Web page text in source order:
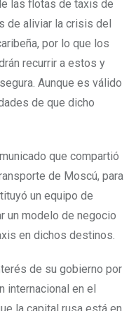
las flotas de taxis de
de aliviar la crisis del
por lo que los
recurrir a estos y
Aunque es válido
de que dicho
que compartió
de Moscú, para
un equipo de
un modelo de negocio
en dichos destinos.
de su gobierno por
internacional en el